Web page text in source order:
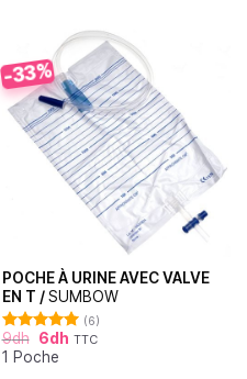
-33%
POCHE À URINE AVEC VALVE
EN T /SUMBOW
Note 5.00
sur 5
(6)
9dh 6dh TTC
1 Poche